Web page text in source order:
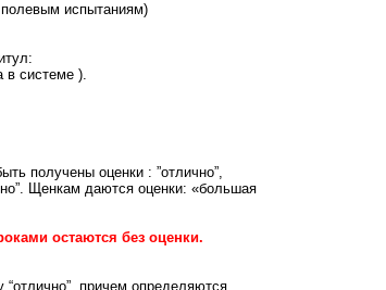
испытаниям)
в системе ).
получены оценки : ”отлично”,
Щенкам даются оценки: «большая
остаются без оценки.
причем определяются